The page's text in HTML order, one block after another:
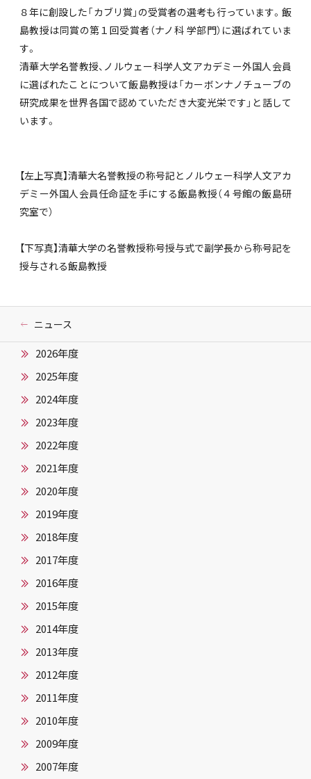
８年に創設した「カブリ賞」の受賞者の選考も行っています。飯
島教授は同賞の第１回受賞者（ナノ科 学部門）に選ばれていま
す。
清華大学名誉教授、ノルウェー科学人文アカデミー外国人会員
に選ばれたことについて飯島教授は「カーボンナノチューブの
研究成果を世界各国で認めていただき大変光栄です」と話して
います。
【左上写真】清華大名誉教授の称号記とノルウェー科学人文アカ
デミー外国人会員任命証を手にする飯島教授（４号館の飯島研
究室で）
【下写真】清華大学の名誉教授称号授与式で副学長から称号記を
授与される飯島教授
ニュース
2026年度
2025年度
2024年度
2023年度
2022年度
2021年度
2020年度
2019年度
2018年度
2017年度
2016年度
2015年度
2014年度
2013年度
2012年度
2011年度
2010年度
2009年度
2007年度